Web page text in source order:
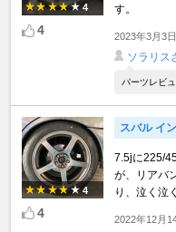
4
4
す。
2023年3月3日
ソラリス
パーツレビ
4
4
スバル イ
7.5jに225/
が、リアバ
り、泣く泣
2022年12月